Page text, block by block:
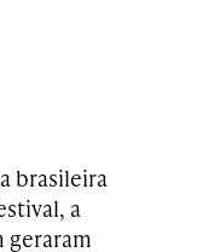
brasileira
a
geraram